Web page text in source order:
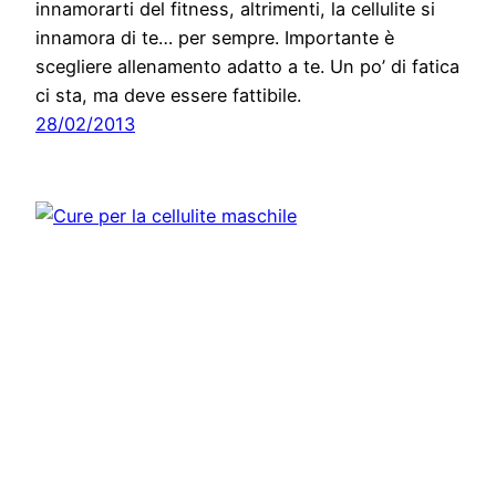
innamorarti del fitness, altrimenti, la cellulite si
innamora di te… per sempre. Importante è
scegliere allenamento adatto a te. Un po’ di fatica
ci sta, ma deve essere fattibile.
28/02/2013